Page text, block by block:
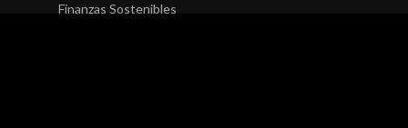
Finanzas Sostenibles